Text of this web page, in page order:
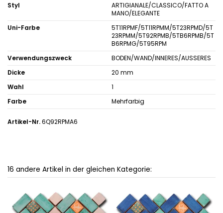
Styl
ARTIGIANALE/CLASSICO/FATTO A
MANO/ELEGANTE
Uni-Farbe
5T11RPMF/5T11RPMM/5T23RPMD/5T
23RPMM/5T92RPMB/5TB6RPMB/5T
B6RPMG/5T95RPM
Verwendungszweck
BODEN/WAND/INNERES/AUSSERES
Dicke
20 mm
Wahl
1
Farbe
Mehrfarbig
Artikel-Nr.6Q92RPMA6
16 andere Artikel in der gleichen Kategorie: